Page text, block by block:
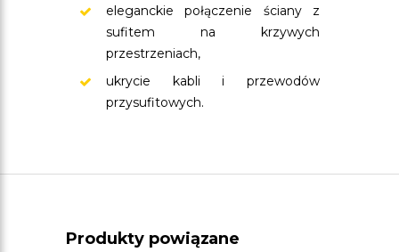
eleganckie połączenie ściany z
sufitem na krzywych
przestrzeniach,
ukrycie kabli i przewodów
przysufitowych.
Produkty powiązane